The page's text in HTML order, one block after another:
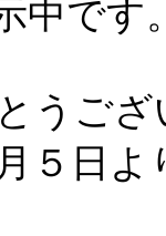
中です
うご
５日よ